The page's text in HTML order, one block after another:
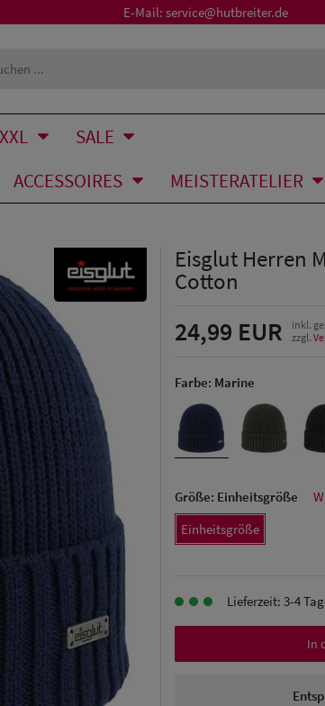
E-Mail: service@hutbreiter.de
XXL
SALE
ACCESSOIRES MEISTERATELIER
Eisglut Herren
Cotton
24,99 EUR
inkl.
zzgl.
Farbe: Marine
Größe: Einheitsgröße
Einheitsgröße
Lieferzeit: 3-4
In